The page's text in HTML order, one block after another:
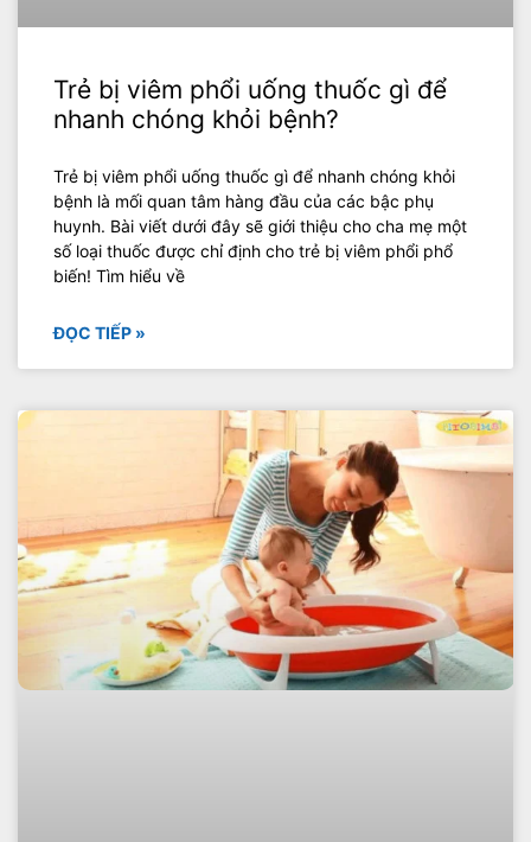
Trẻ bị viêm phổi uống thuốc gì để
nhanh chóng khỏi bệnh?
Trẻ bị viêm phổi uống thuốc gì để nhanh chóng khỏi
bệnh là mối quan tâm hàng đầu của các bậc phụ
huynh. Bài viết dưới đây sẽ giới thiệu cho cha mẹ một
số loại thuốc được chỉ định cho trẻ bị viêm phổi phổ
biến! Tìm hiểu về
ĐỌC TIẾP »